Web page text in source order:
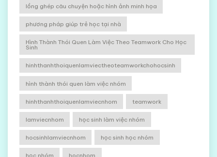
lồng ghép câu chuyện hoặc hình ảnh minh họa
phương pháp giúp trẻ học tại nhà
Hình Thành Thói Quen Làm Việc Theo Teamwork Cho Học
Sinh
hinhthanhthoiquenlamviectheoteamworkchohocsinh
hình thành thói quen làm việc nhóm
hinhthanhthoiquenlamviecnhom teamwork
lamviecnhom học sinh làm việc nhóm
hocsinhlamviecnhom học sinh học nhóm
học nhóm hocnhom